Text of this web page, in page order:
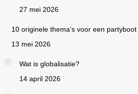
27 mei 2026
10 originele thema’s voor een partyboot
13 mei 2026
Wat is globalisatie?
14 april 2026